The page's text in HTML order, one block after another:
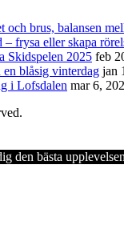
och brus, balansen
frysa eller skapa
Skidspelen 2025 feb
blåsig vinterdag jan
i Lofsdalen mar 6,
den bästa